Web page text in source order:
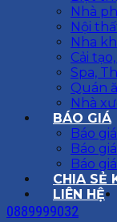
Nhà
Nội
Nha
Cải
Spa,
Quán
Nhà
BÁO GIÁ
Báo
Báo
Báo
CHIA SẺ
LIÊN HỆ
0889999032